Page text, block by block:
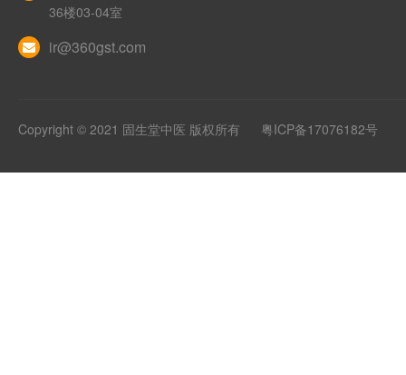
36楼03-04室
ir@360gst.com
Copyright © 2021 固生堂中医 版权所有 粤ICP备17076182号